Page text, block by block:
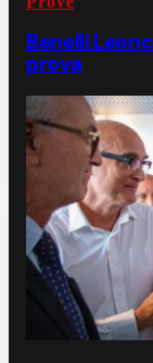
Benelli
prova